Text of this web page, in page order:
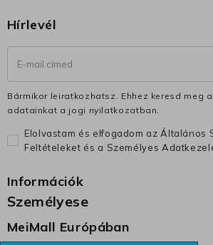
Hírlevél
Bármikor leiratkozhatsz. Ehhez keresd meg
adatainkat a jogi nyilatkozatban.
Elolvastam és elfogadom az Általános
Feltételeket és a Személyes
Információk
Személyese
MeiMall Európában